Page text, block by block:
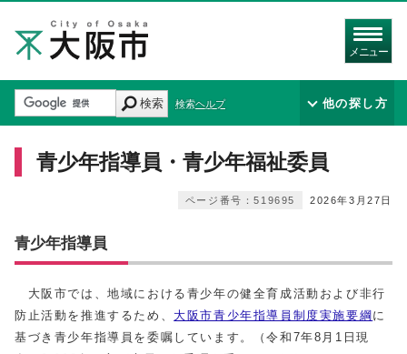
メニュー
検索 検索ヘルプ 他の探し方
青少年指導員・青少年福祉委員
2026年3月27日
ページ番号：519695
青少年指導員
大阪市では、地域における青少年の健全育成活動および非行
防止活動を推進するため、 大阪市青少年指導員制度実施要綱 に
基づき青少年指導員を委嘱しています。（令和7年8月1日現